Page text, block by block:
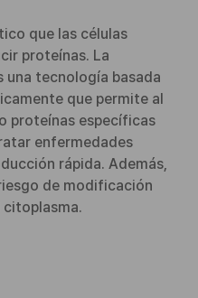
que las células
proteínas. La
una tecnología basada
que permite al
proteínas específicas
enfermedades
rápida. Además,
de modificación
citoplasma.